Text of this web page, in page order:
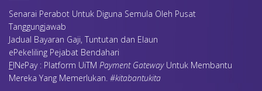
Senarai Perabot Untuk Diguna Semula Oleh Pusat
Tanggungjawab
Jadual Bayaran Gaji, Tuntutan dan Elaun
ePekeliling Pejabat Bendahari
FINePay : Platform UiTM Payment GatewayUntuk Membantu
Mereka Yang Memerlukan #kitabantukita